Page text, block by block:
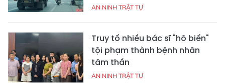
AN NINH TRẬT TỰ
Truy tố nhiều bác sĩ "hô biến"
tội phạm thành bệnh nhân
tâm thần
AN NINH TRẬT TỰ